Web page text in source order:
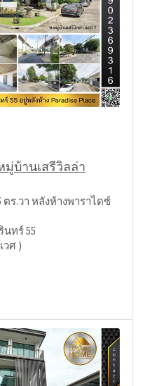
บ้านเสรีวิลล่า
ตร.วา หลังห้างพาราไดซ์
ทร์ 55
วศ )